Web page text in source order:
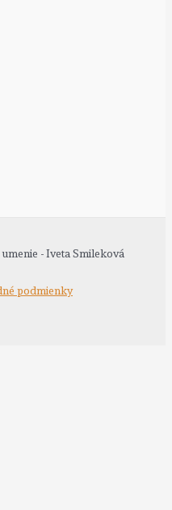
- Iveta Smileková
podmienky